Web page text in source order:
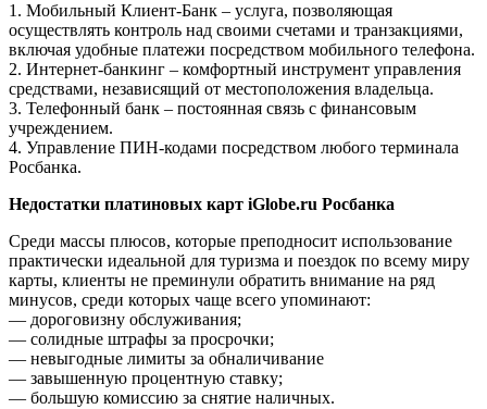
1. Мобильный Клиент-Банк – услуга, позволяющая
осуществлять контроль над своими счетами и транзакциями,
включая удобные платежи посредством мобильного телефона.
2. Интернет-банкинг – комфортный инструмент управления
средствами, независящий от местоположения владельца.
3. Телефонный банк – постоянная связь с финансовым
учреждением.
4. Управление ПИН-кодами посредством любого терминала
Росбанка.
Недостатки платиновых карт iGlobe.ru Росбанка
Среди массы плюсов, которые преподносит использование
практически идеальной для туризма и поездок по всему миру
карты, клиенты не преминули обратить внимание на ряд
минусов, среди которых чаще всего упоминают:
— дороговизну обслуживания;
— солидные штрафы за просрочки;
— невыгодные лимиты за обналичивание
— завышенную процентную ставку;
— большую комиссию за снятие наличных.